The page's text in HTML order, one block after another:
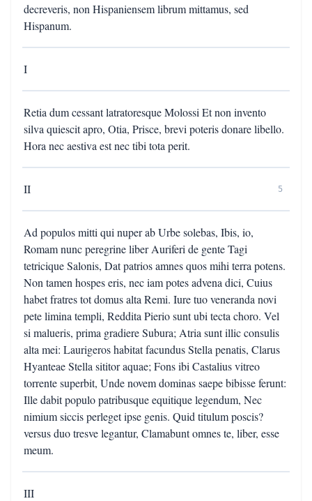
decreveris, non Hispaniensem librum mittamus, sed
Hispanum.
I
Retia dum cessant latratoresque Molossi Et non invento
silva quiescit apro, Otia, Prisce, brevi poteris donare libello.
Hora nec aestiva est nec tibi tota perit.
II 5
Ad populos mitti qui nuper ab Urbe solebas, Ibis, io,
Romam nunc peregrine liber Auriferi de gente Tagi
tetricique Salonis, Dat patrios amnes quos mihi terra potens.
Non tamen hospes eris, nec iam potes advena dici, Cuius
habet fratres tot domus alta Remi. Iure tuo veneranda novi
pete limina templi, Reddita Pierio sunt ubi tecta choro. Vel
si malueris, prima gradiere Subura; Atria sunt illic consulis
alta mei: Laurigeros habitat facundus Stella penatis, Clarus
Hyanteae Stella sititor aquae; Fons ibi Castalius vitreo
torrente superbit, Unde novem dominas saepe bibisse ferunt:
Ille dabit populo patribusque equitique legendum, Nec
nimium siccis perleget ipse genis. Quid titulum poscis?
versus duo tresve legantur, Clamabunt omnes te, liber, esse
meum.
III